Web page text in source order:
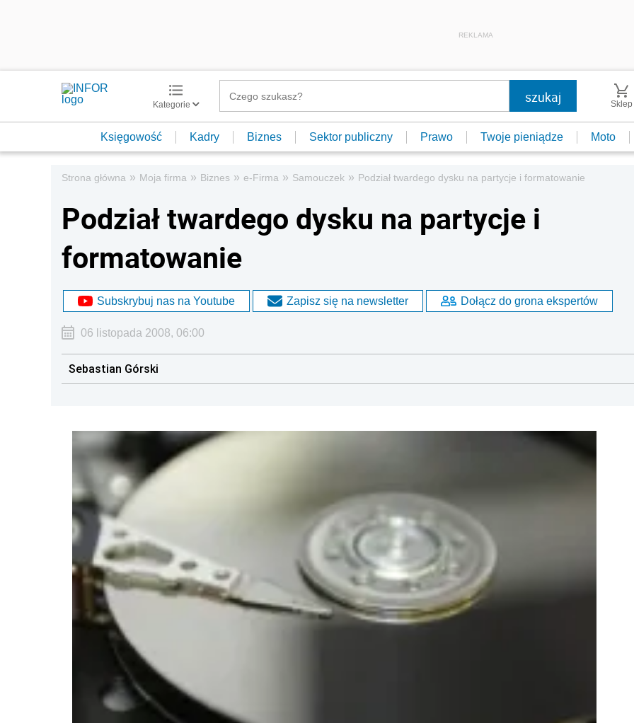
REKLAMA
Kategorie Sklep
Księgowość Kadry Biznes Sektor publiczny Prawo Twoje pieniądze Moto
Strona główna » Moja firma » Biznes » e-Firma » Samouczek » Podział twardego dysku na partycje i formatowanie
Podział twardego dysku na partycje i
formatowanie
Subskrybuj nas na Youtube Zapisz się na newsletter Dołącz do grona ekspertów
06 listopada 2008, 06:00
Sebastian Górski